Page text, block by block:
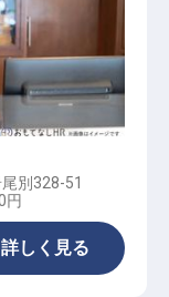
別328-51
円
詳しく見る